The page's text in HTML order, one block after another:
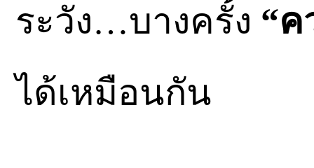
ระวัง…บางครั้ง “ค
ได้เหมือนกัน